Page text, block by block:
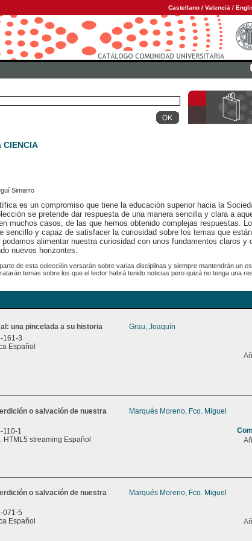
Castellano / Valencià /
Simarro
es un compromiso que tiene la educación superior hacia la
se pretende dar respuesta de una manera sencilla y clara a
muchos casos, de las que hemos obtenido complejas respuestas.
sencillo y capaz de satisfacer la curiosidad sobre los temas que
alimentar nuestra curiosidad con unos fundamentos claros y
nuevos horizontes.
de esta colección versarán sobre varias disciplinas y siempre mantendrán un
temas sobre los que el lector habrá tenido noticias pero quizá no tenga una
una pincelada a su historia
161-3
Español
Grau, Joaquín
o salvación de nuestra
110-1
HTML5 streaming Español
Marqués Moreno, Fco. Miguel
o salvación de nuestra
071-5
Español
Marqués Moreno, Fco. Miguel